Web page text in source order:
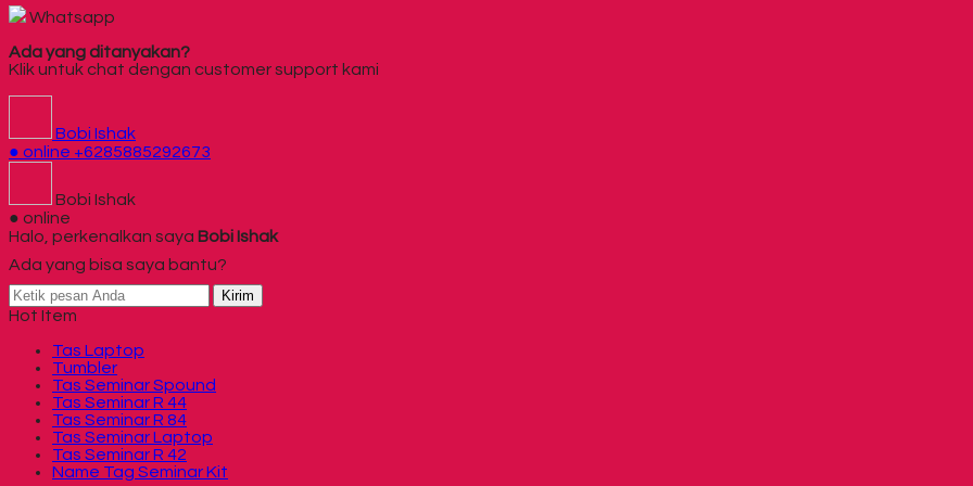
Whatsapp
Ada yang ditanyakan?
Klik untuk chat dengan customer support kami
Bobi Ishak
● online +6285885292673
Bobi Ishak
● online
Halo, perkenalkan saya Bobi Ishak
Ada yang bisa saya bantu?
Kirim
Hot Item
Tas Laptop
Tumbler
Tas Seminar Spound
Tas Seminar R 44
Tas Seminar R 84
Tas Seminar Laptop
Tas Seminar R 42
Name Tag Seminar Kit